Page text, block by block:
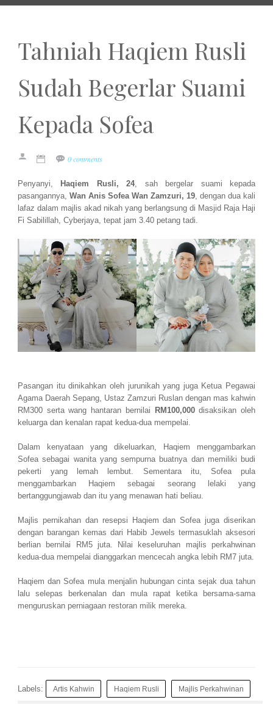
Tahniah Haqiem Rusli
Sudah Begerlar Suami
Kepada Sofea
0 comments
Penyanyi, Haqiem Rusli, 24, sah bergelar suami kepada
pasangannya, Wan Anis Sofea Wan Zamzuri, 19, dengan dua kali
lafaz dalam majlis akad nikah yang berlangsung di Masjid Raja Haji
Fi Sabilillah, Cyberjaya, tepat jam 3.40 petang tadi.
Pasangan itu dinikahkan oleh jurunikah yang juga Ketua Pegawai
Agama Daerah Sepang, Ustaz Zamzuri Ruslan dengan mas kahwin
RM300 serta wang hantaran bernilai RM100,000disaksikan oleh
keluarga dan kenalan rapat kedua-dua mempelai.
Dalam kenyataan yang dikeluarkan, Haqiem menggambarkan
Sofea sebagai wanita yang sempurna buatnya dan memiliki budi
pekerti yang lemah lembut. Sementara itu, Sofea pula
menggambarkan Haqiem sebagai seorang lelaki yang
bertanggungjawab dan itu yang menawan hati beliau.
Majlis pernikahan dan resepsi Haqiem dan Sofea juga diserikan
dengan barangan kemas dari Habib Jewels termasuklah aksesori
berlian bernilai RM5 juta. Nilai keseluruhan majlis perkahwinan
kedua-dua mempelai dianggarkan mencecah angka lebih RM7 juta.
Haqiem dan Sofea mula menjalin hubungan cinta sejak dua tahun
lalu selepas berkenalan dan mula rapat ketika bersama-sama
menguruskan perniagaan restoran milik mereka.
Labels: Artis Kahwin Haqiem Rusli Majlis Perkahwinan